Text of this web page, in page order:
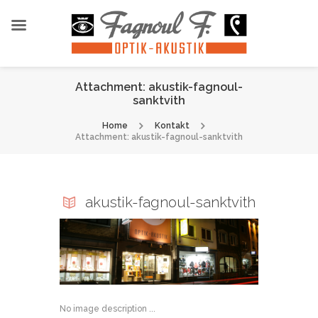
Attachment: akustik-fagnoul-
sanktvith
Home
Kontakt
Attachment: akustik-fagnoul-sanktvith
akustik-fagnoul-sanktvith
No image description ...